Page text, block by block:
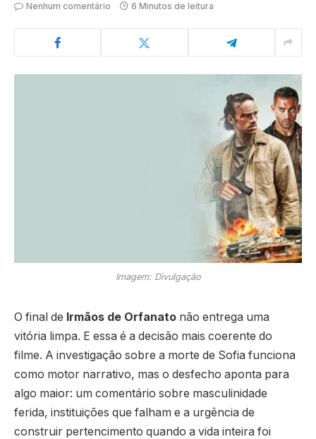
Nenhum comentário
6 Minutos de leitura
Imagem: Divulgação
O final de Irmãos de Orfanato não entrega uma
vitória limpa. E essa é a decisão mais coerente do
filme. A investigação sobre a morte de Sofia funciona
como motor narrativo, mas o desfecho aponta para
algo maior: um comentário sobre masculinidade
ferida, instituições que falham e a urgência de
construir pertencimento quando a vida inteira foi